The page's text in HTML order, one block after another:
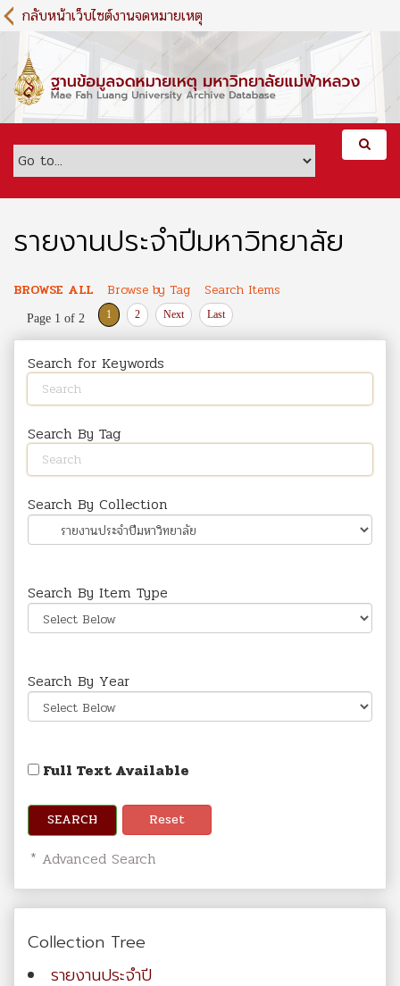
S
k
m
c
กลับหน้าเว็บไซต์งานจดหมายเหตุ
รายงานประจำปีมหาวิทยาลัย
BROWSE ALL Browse by Tag Search Items
Page 1 of 2 1 2 Next Last
Search for Keywords
Search By Tag
Search By Collection
Search By Item Type
Search By Year
Full Text Available
SEARCH Reset
* Advanced Search
Collection Tree
รายงานประจำปี